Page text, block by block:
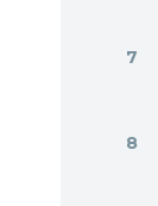
7
8